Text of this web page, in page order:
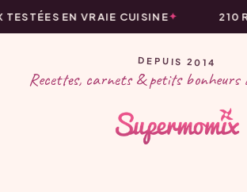
EN VRAIE CUISINE 210
DEPUIS 2014
Recettes, carnets & petits bonheurs